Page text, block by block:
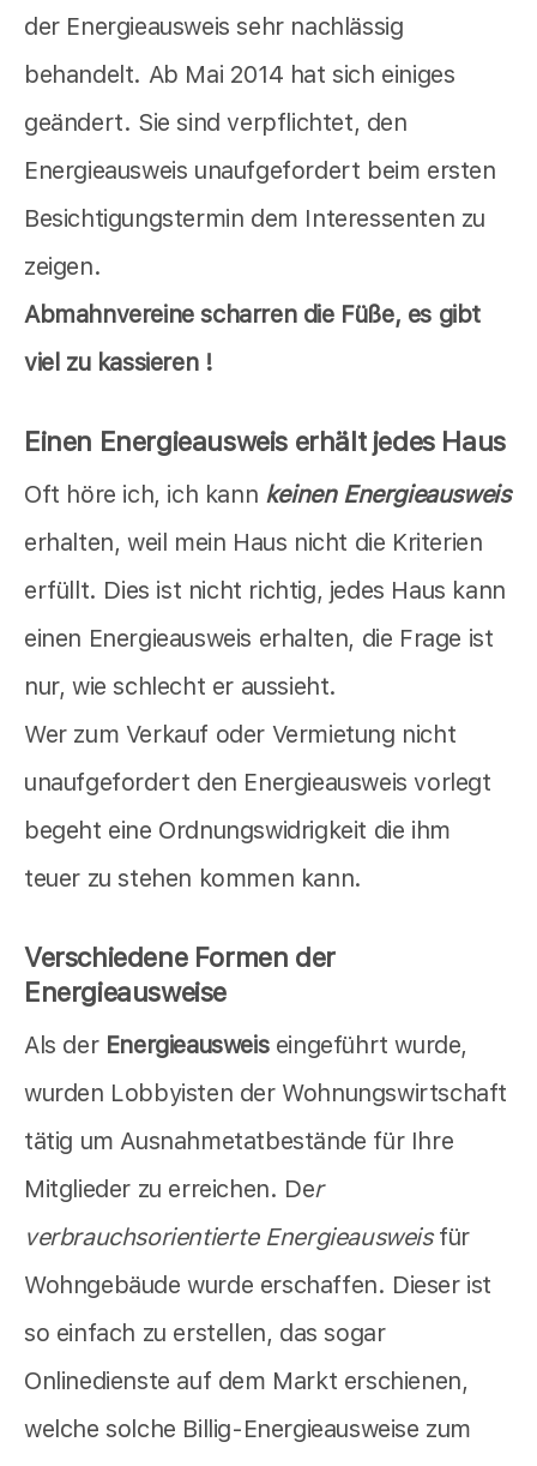
der Energieausweis sehr nachlässig
behandelt. Ab Mai 2014 hat sich einiges
geändert. Sie sind verpflichtet, den
Energieausweis unaufgefordert beim ersten
Besichtigungstermin dem Interessenten zu
zeigen.
Abmahnvereine scharren die Füße, es gibt
viel zu kassieren !
Einen Energieausweis erhält jedes Haus
Oft höre ich, ich kann keinen Energieausweis
erhalten, weil mein Haus nicht die Kriterien
erfüllt. Dies ist nicht richtig, jedes Haus kann
einen Energieausweis erhalten, die Frage ist
nur, wie schlecht er aussieht.
Wer zum Verkauf oder Vermietung nicht
unaufgefordert den Energieausweis vorlegt
begeht eine Ordnungswidrigkeit die ihm
teuer zu stehen kommen kann.
Verschiedene Formen der
Energieausweise
Als der Energieausweiseingeführt wurde,
wurden Lobbyisten der Wohnungswirtschaft
tätig um Ausnahmetatbestände für Ihre
Mitglieder zu erreichen. Der
verbrauchsorientierte Energieausweisfür
Wohngebäude wurde erschaffen. Dieser ist
so einfach zu erstellen, das sogar
Onlinedienste auf dem Markt erschienen,
welche solche Billig-Energieausweise zum